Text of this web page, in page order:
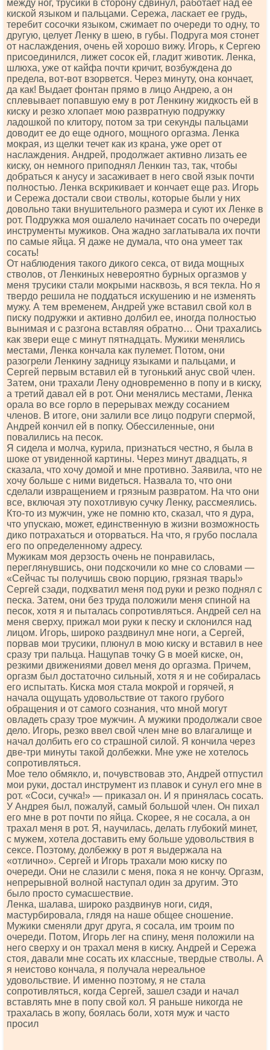
между ног, трусики в сторону сдвинул, работает над ее
киской языком и пальцами. Сережа, ласкает ее грудь,
теребит сосочки языком, сжимает по очереди то одну, то
другую, целует Ленку в шею, в губы. Подруга моя стонет
от наслаждения, очень ей хорошо вижу. Игорь, к Сергею
присоединился, лижет сосок ей, гладит животик. Ленка,
шлюха, уже от кайфа почти кричит, возбуждена до
предела, вот-вот взорвется. Через минуту, она кончает,
да как! Выдает фонтан прямо в лицо Андрею, а он
сплевывает попавшую ему в рот Ленкину жидкость ей в
киску и резко хлопает мою развратную подружку
ладошкой по клитору, потом за три секунды пальцами
доводит ее до еще одного, мощного оргазма. Ленка
мокрая, из щелки течет как из крана, уже орет от
наслаждения. Андрей, продолжает активно лизать ее
киску, он немного приподнял Ленкин таз, так, чтобы
добраться к анусу и засаживает в него свой язык почти
полностью. Ленка вскрикивает и кончает еще раз. Игорь
и Сережа достали свои стволы, которые были у них
довольно таки внушительного размера и суют их Ленке в
рот. Подружка моя ошалело начинает сосать по очереди
инструменты мужиков. Она жадно заглатывала их почти
по самые яйца. Я даже не думала, что она умеет так
сосать!
От наблюдения такого дикого секса, от вида мощных
стволов, от Ленкиных невероятно бурных оргазмов у
меня трусики стали мокрыми насквозь, я вся текла. Но я
твердо решила не поддаться искушению и не изменять
мужу. А тем временем, Андрей уже вставил свой кол в
писку подружки и активно долбил ее, иногда полностью
вынимая и с разгона вставляя обратно… Они трахались
как звери еще с минут пятнадцать. Мужики менялись
местами, Ленка кончала как пулемет. Потом, они
разогрели Ленкину задницу языками и пальцами, и
Сергей первым вставил ей в тугонький анус свой член.
Затем, они трахали Лену одновременно в попу и в киску,
а третий давал ей в рот. Они менялись местами, Ленка
орала во все горло в перерывах между сосанием
членов. В итоге, они залили все лицо подруги спермой,
Андрей кончил ей в попку. Обессиленные, они
повалились на песок.
Я сидела и молча, курила, признаться честно, я была в
шоке от увиденной картины. Через минут двадцать, я
сказала, что хочу домой и мне противно. Заявила, что не
хочу больше с ними видеться. Назвала то, что они
сделали извращением и грязным развратом. На что они
все, включая эту похотливую сучку Ленку, рассмеялись.
Кто-то из мужчин, уже не помню кто, сказал, что я дура,
что упускаю, может, единственную в жизни возможность
дико потрахаться и оторваться. На что, я грубо послала
его по определенному адресу.
Мужикам моя дерзость очень не понравилась,
переглянувшись, они подскочили ко мне со словами —
«Сейчас ты получишь свою порцию, грязная тварь!»
Сергей сзади, подхватил меня под руки и резко поднял с
песка. Затем, они без труда положили меня спиной на
песок, хотя я и пыталась сопротивляться. Андрей сел на
меня сверху, прижал мои руки к песку и склонился над
лицом. Игорь, широко раздвинул мне ноги, а Сергей,
порвав мои трусики, плюнул в мою киску и вставил в нее
сразу три пальца. Нащупав точку G в моей киске, он,
резкими движениями довел меня до оргазма. Причем,
оргазм был достаточно сильный, хотя я и не собиралась
его испытать. Киска моя стала мокрой и горячей, я
начала ощущать удовольствие от такого грубого
обращения и от самого сознания, что мной могут
овладеть сразу трое мужчин. А мужики продолжали свое
дело. Игорь, резко ввел свой член мне во влагалище и
начал долбить его со страшной силой. Я кончила через
две-три минуты такой долбежки. Мне уже не хотелось
сопротивляться.
Мое тело обмякло, и, почувствовав это, Андрей отпустил
мои руки, достал инструмент из плавок и сунул его мне в
рот. «Соси, сучка!» — приказал он. И я принялась сосать.
У Андрея был, пожалуй, самый большой член. Он пихал
его мне в рот почти по яйца. Скорее, я не сосала, а он
трахал меня в рот. Я, научилась, делать глубокий минет,
с мужем, хотела доставить ему больше удовольствия в
сексе. Поэтому, долбежку в рот я выдержала на
«отлично». Сергей и Игорь трахали мою киску по
очереди. Они не слазили с меня, пока я не кончу. Оргазм,
непрерывной волной наступал один за другим. Это
было просто сумасшествие.
Ленка, шалава, широко раздвинув ноги, сидя,
мастурбировала, глядя на наше общее сношение.
Мужики сменяли друг друга, я сосала, им троим по
очереди. Потом, Игорь лег на спину, меня положили на
него сверху и он трахал меня в киску. Андрей и Сережа
стоя, давали мне сосать их классные, твердые стволы. А
я неистово кончала, я получала нереальное
удовольствие. И именно поэтому, я не стала
сопротивляться, когда Сергей, зашел сзади и начал
вставлять мне в попу свой кол. Я раньше никогда не
трахалась в жопу, боялась боли, хотя муж и часто
просил